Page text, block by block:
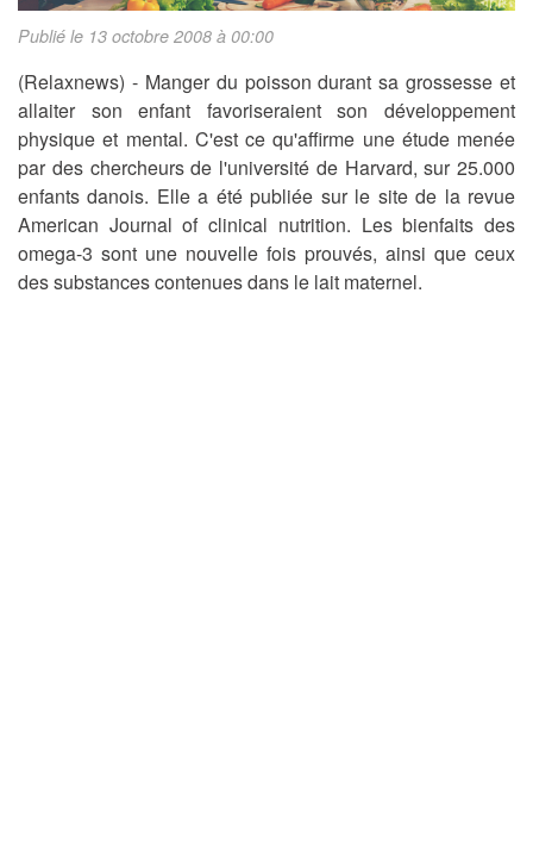
Publié le 13 octobre 2008 à 00:00
(Relaxnews) - Manger du poisson durant sa grossesse et
allaiter son enfant favoriseraient son développement
physique et mental. C'est ce qu'affirme une étude menée
par des chercheurs de l'université de Harvard, sur 25.000
enfants danois. Elle a été publiée sur le site de la revue
American Journal of clinical nutrition. Les bienfaits des
omega-3 sont une nouvelle fois prouvés, ainsi que ceux
des substances contenues dans le lait maternel.